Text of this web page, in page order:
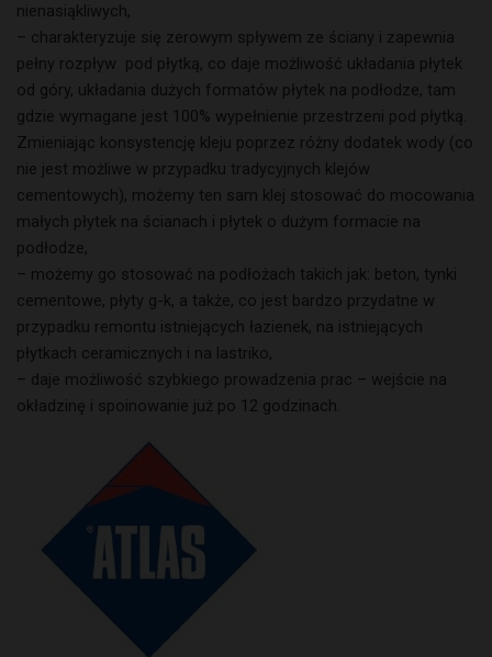
nienasiąkliwych,
– charakteryzuje się zerowym spływem ze ściany i zapewnia
pełny rozpływ pod płytką, co daje możliwość układania płytek
od góry, układania dużych formatów płytek na podłodze, tam
gdzie wymagane jest 100% wypełnienie przestrzeni pod płytką.
Zmieniając konsystencję kleju poprzez różny dodatek wody (co
nie jest możliwe w przypadku tradycyjnych klejów
cementowych), możemy ten sam klej stosować do mocowania
małych płytek na ścianach i płytek o dużym formacie na
podłodze,
– możemy go stosować na podłożach takich jak: beton, tynki
cementowe, płyty g-k, a także, co jest bardzo przydatne w
przypadku remontu istniejących łazienek, na istniejących
płytkach ceramicznych i na lastriko,
– daje możliwość szybkiego prowadzenia prac – wejście na
okładzinę i spoinowanie już po 12 godzinach.